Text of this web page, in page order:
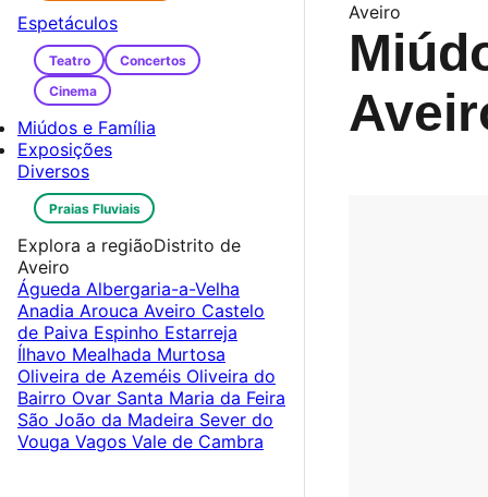
Aveiro
Espetáculos
Teatro
Concertos
Cinema
Miúdos e Família
Exposições
Diversos
Praias Fluviais
Explora a regiãoDistrito de
Aveiro
Águeda Albergaria-a-Velha
Anadia Arouca Aveiro Castelo
de Paiva Espinho Estarreja
Ílhavo Mealhada Murtosa
Oliveira de Azeméis Oliveira do
Bairro Ovar Santa Maria da Feira
São João da Madeira Sever do
Vouga Vagos Vale de Cambra